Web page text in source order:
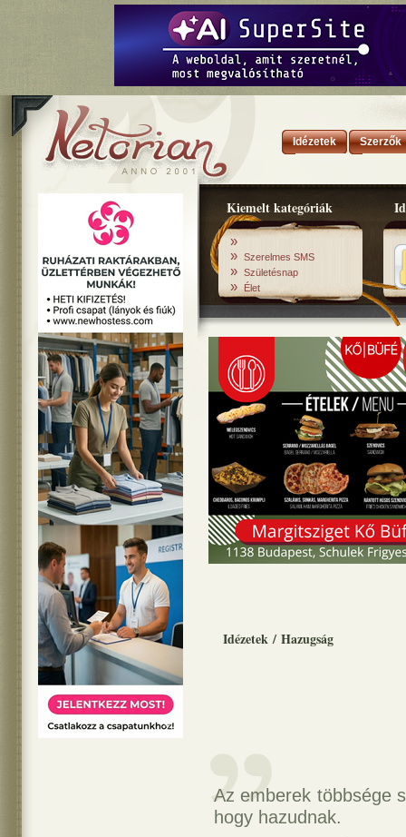
Idézetek Szerzők
Kiemelt kategóriák
»
» Szerelmes SMS
» Születésnap
» Élet
Idézetek / Hazugság
Az emberek többsége
hogy hazudnak.